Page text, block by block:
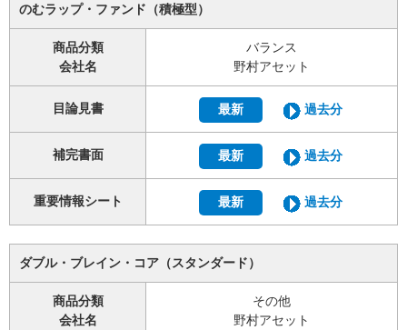
のむラップ・ファンド（積極型）
商品分類
会社名
バランス
野村アセット
目論見書 最新 過去分
補完書面 最新 過去分
重要情報シート 最新 過去分
ダブル・ブレイン・コア（スタンダード）
商品分類
会社名
その他
野村アセット